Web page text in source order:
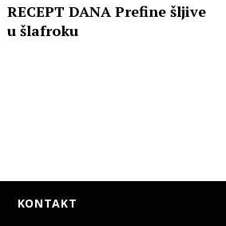
RECEPT DANA Prefine šljive
u šlafroku
KONTAKT